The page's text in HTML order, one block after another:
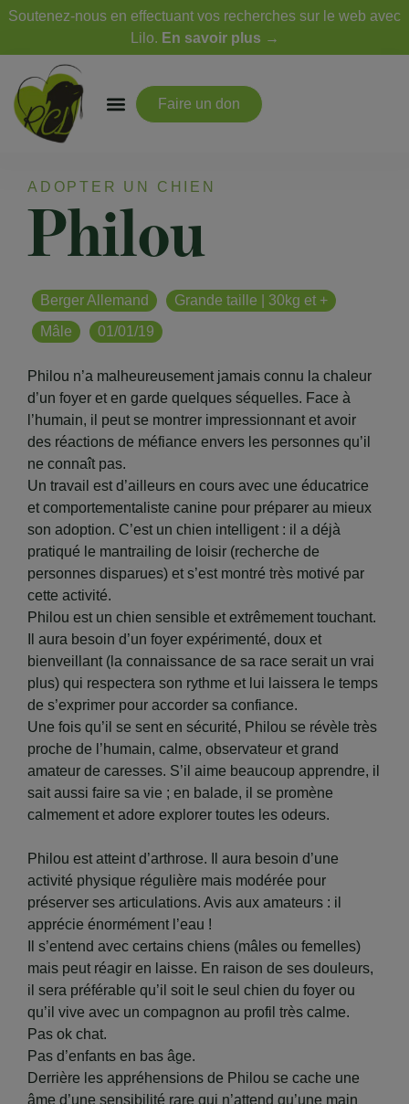
Soutenez-nous en effectuant vos recherches sur le web avec
Lilo. En savoir plus →
Faire un don
ADOPTER UN CHIEN
Philou
Berger Allemand
Grande taille | 30kg et +
Mâle
01/01/19
Philou n’a malheureusement jamais connu la chaleur
d’un foyer et en garde quelques séquelles. Face à
l’humain, il peut se montrer impressionnant et avoir
des réactions de méfiance envers les personnes qu’il
ne connaît pas.
​Un travail est d’ailleurs en cours avec une éducatrice
et comportementaliste canine pour préparer au mieux
son adoption. C’est un chien intelligent : il a déjà
pratiqué le mantrailing de loisir (recherche de
personnes disparues) et s’est montré très motivé par
cette activité.
​Philou est un chien sensible et extrêmement touchant.
Il aura besoin d’un foyer expérimenté, doux et
bienveillant (la connaissance de sa race serait un vrai
plus) qui respectera son rythme et lui laissera le temps
de s’exprimer pour accorder sa confiance.
​Une fois qu’il se sent en sécurité, Philou se révèle très
proche de l’humain, calme, observateur et grand
amateur de caresses. S’il aime beaucoup apprendre, il
sait aussi faire sa vie ; en balade, il se promène
calmement et adore explorer toutes les odeurs.
​Philou est atteint d’arthrose. Il aura besoin d’une
activité physique régulière mais modérée pour
préserver ses articulations. Avis aux amateurs : il
apprécie énormément l’eau !
​Il s’entend avec certains chiens (mâles ou femelles)
mais peut réagir en laisse. En raison de ses douleurs,
il sera préférable qu’il soit le seul chien du foyer ou
qu’il vive avec un compagnon au profil très calme.
​Pas ok chat.
​Pas d’enfants en bas âge.
​Derrière les appréhensions de Philou se cache une
âme d’une sensibilité rare qui n’attend qu’une main